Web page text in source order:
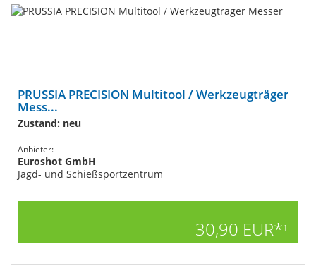
PRUSSIA PRECISION Multitool / Werkzeugträger​
Mess...
Zustand: neu
Anbieter:
Euroshot GmbH
Jagd- und Schießsportzentrum
30,90 EUR*1